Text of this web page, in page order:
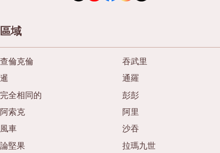
區域
查倫克倫
吞武里
暹
通羅
完全相同的
彭彭
阿索克
阿里
風車
沙吞
論堅果
拉瑪九世